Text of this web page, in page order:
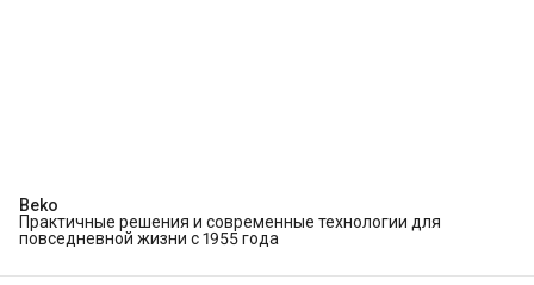
Beko
Практичные решения и современные технологии для
повседневной жизни с 1955 года